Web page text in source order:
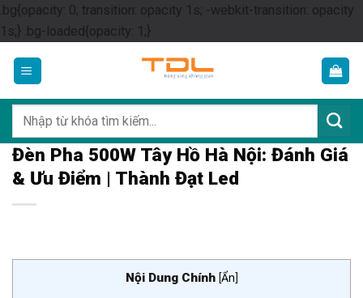
.bg{opacity: 0; transition: opacity 1s; -webkit-transition: opacity
1s;} .bg-loaded{opacity: 1;}Skip
content
kiếm:
Đèn Pha 500W Tây Hồ Hà Nội: Đánh Giá
& Ưu Điểm | Thành Đạt Led
Nội Dung Chính [Ẩn]